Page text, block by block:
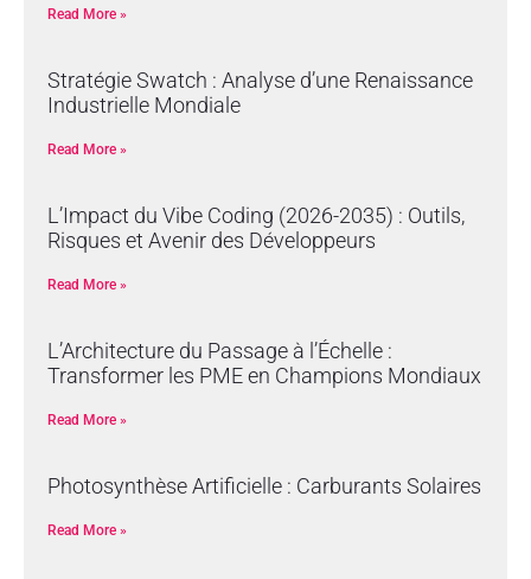
Read More »
Stratégie Swatch : Analyse d’une Renaissance
Industrielle Mondiale
Read More »
L’Impact du Vibe Coding (2026-2035) : Outils,
Risques et Avenir des Développeurs
Read More »
L’Architecture du Passage à l’Échelle :
Transformer les PME en Champions Mondiaux
Read More »
Photosynthèse Artificielle : Carburants Solaires
Read More »